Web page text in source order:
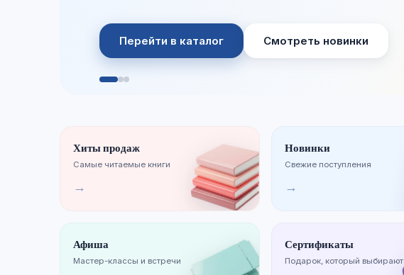
Перейти в каталог Смотреть новинки
Хиты продаж
Самые читаемые книги
→
Новинки
Свежие поступления
→
Афиша
Мастер-классы и встречи
Сертификаты
Подарок, который выбирают